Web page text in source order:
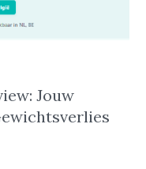
Jouw